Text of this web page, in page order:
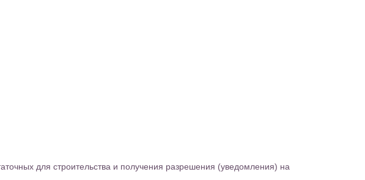
для строительства и получения разрешения (уведомления) на